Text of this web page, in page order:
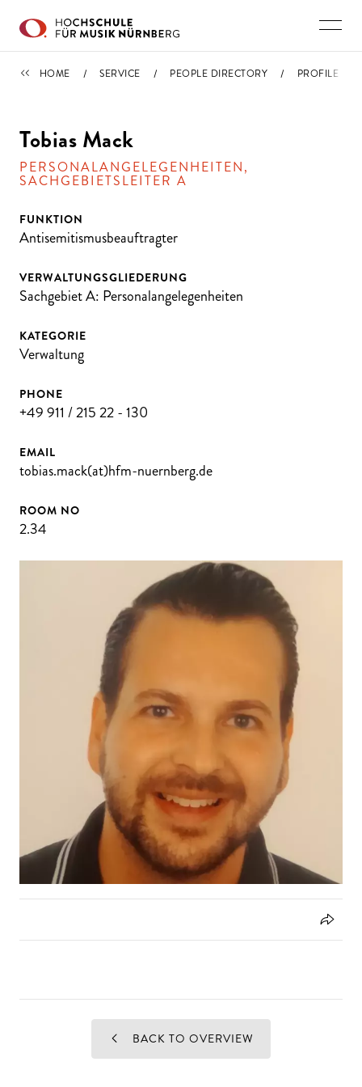
PEOPLE DIRECTORY
HOME SERVICE PEOPLE DIRECTORY PROFILE
Tobias Mack
PERSONALANGELEGENHEITEN,
SACHGEBIETSLEITER A
FUNKTION
Antisemitismusbeauftragter
VERWALTUNGSGLIEDERUNG
Sachgebiet A: Personalangelegenheiten
KATEGORIE
Verwaltung
PHONE
+49 911 / 215 22 - 130
EMAIL
tobias.mack(at)hfm-nuernberg.de
ROOM NO
2.34
BACK TO OVERVIEW